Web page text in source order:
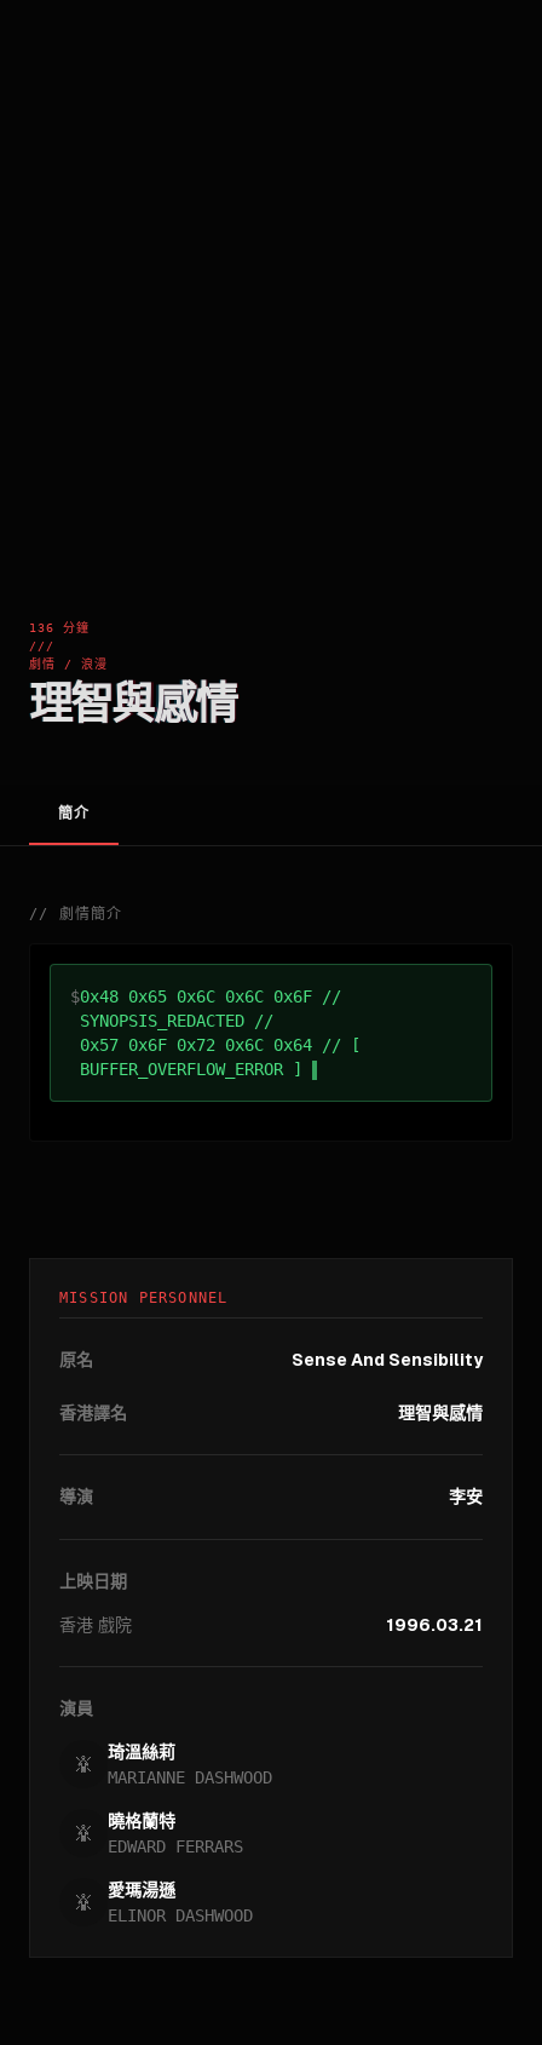
136 分鐘
///
劇情 / 浪漫
理智與感情
簡介
// 劇情簡介
$0x48 0x65 0x6C 0x6C 0x6F //
SYNOPSIS_REDACTED //
0x57 0x6F 0x72 0x6C 0x64 // [
BUFFER_OVERFLOW_ERROR ]
MISSION PERSONNEL
原名 Sense And Sensibility
香港譯名 理智與感情
導演 李安
上映日期
香港 戲院 1996.03.21
演員
琦溫絲莉
MARIANNE DASHWOOD
曉格蘭特
EDWARD FERRARS
愛瑪湯遜
ELINOR DASHWOOD